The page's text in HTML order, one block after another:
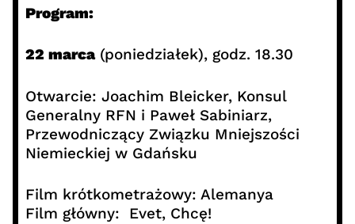
Program:
22 marca(poniedziałek), godz. 18.30
Otwarcie: Joachim Bleicker, Konsul
Generalny RFN i Paweł Sabiniarz,
Przewodniczący Związku Mniejszości
Niemieckiej w Gdańsku
Film krótkometrażowy: Alemanya
Film główny: Evet, Chcę!